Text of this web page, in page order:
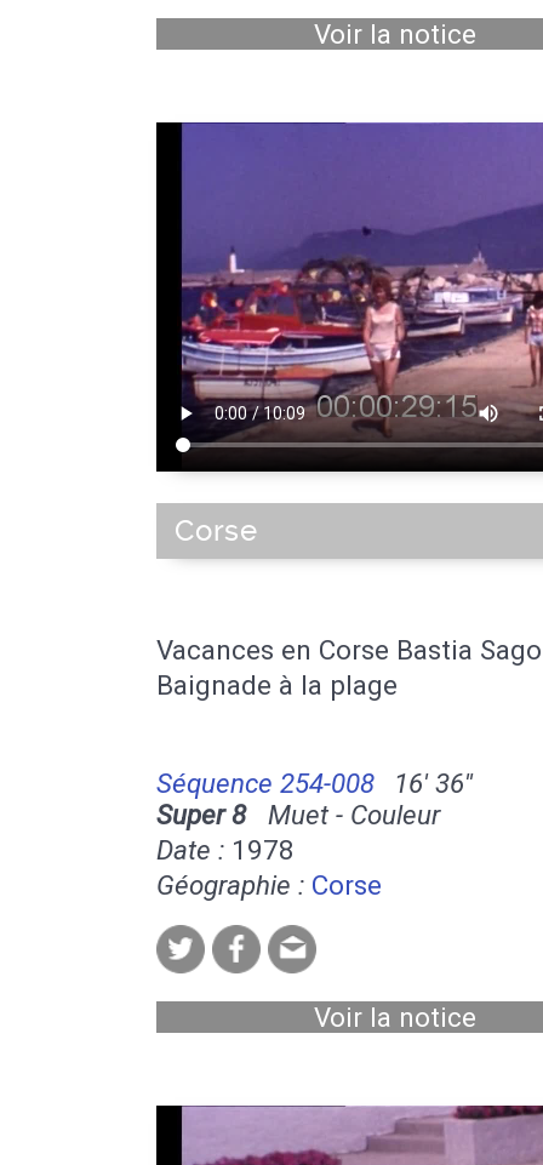
Voir la notice
Corse
Vacances en Corse Bastia
Baignade à la plage
Séquence 254-008
16' 36''
Super 8Muet - Couleur
Date : 1978
Géographie : Corse
Voir la notice